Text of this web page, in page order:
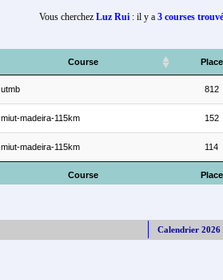
Vous cherchez Luz Rui : il y a 3 courses
Course Place
Course Place
utmb 812
miut-madeira-115km 152
miut-madeira-115km 114
Calendrier 2026